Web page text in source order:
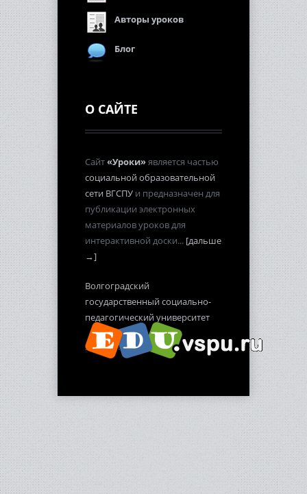
Авторы уроков
Блог
О САЙТЕ
Сайт«Уроки»является частью
социальной образовательной
сети ВГСПУ и предназначен для
публикации электронных
материалов уроков для
интерактивной доски... [дальше
→]
Волгоградский
государственный социально-
педагогический университет
2012-2013 гг.